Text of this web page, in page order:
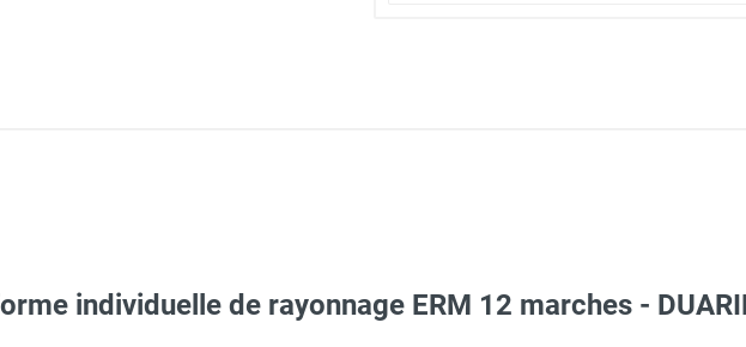
de chantier PE10J - Taille XXL - HUSQVARNA
individuelle de rayonnage ERM 12 marches -